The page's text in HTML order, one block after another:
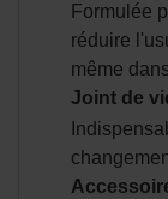
Formulée
réduire
même
Joint de